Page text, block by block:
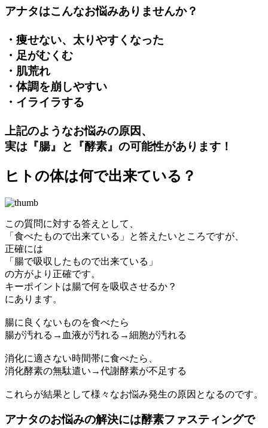
アナタはこんなお悩みありませんか？
・痩せない、太りやすくなった
・足がむくむ
・肌荒れ
・体調を崩しやすい
・イライラする
上記のようなお悩みの原因、
実は『腸』と『酵素』の可能性があります！
ヒトの体は何で出来ている？
この質問に対する答えとして、
「食べたもので出来ている」と答えたいところですが、
正確には
「腸で吸収したもので出来ている」
の方がより正確です。
キーポイントは腸で何を吸収させるか？
にあります。
腸に良くないものを食べたら
腸が汚れる→血液が汚れる→細胞が汚れる
消化に適さない時間帯に食べたら、
消化酵素の無駄遣い→代謝酵素が不足する
これらが結果として様々なお悩み発生の原因となるのです。
アナタのお悩みの解決には酵素ファスティングで